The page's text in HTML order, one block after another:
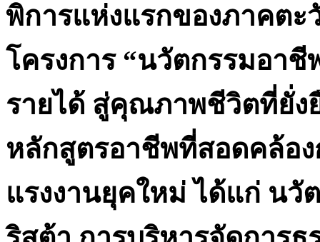
พิการแห่งแรกของภาคตะ
โครงการ “นวัตกรรมอาชี
รายได้ สู่คุณภาพชีวิตที่ยั่ง
หลักสูตรอาชีพที่สอดคล้อ
แรงงานยุคใหม่ ได้แก่ นวั